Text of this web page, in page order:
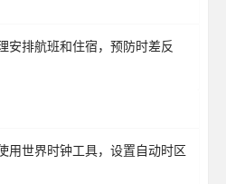
安排航班和住宿，预防时差反
用世界时钟工具，设置自动时区